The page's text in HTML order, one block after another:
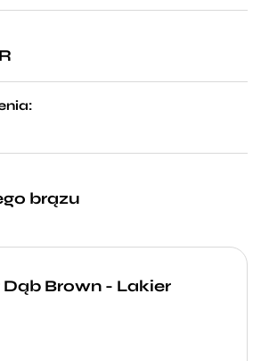
brązu
Brown - Lakier